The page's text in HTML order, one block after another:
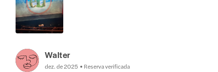
Walter
dez. de 2025 Reserva verificada